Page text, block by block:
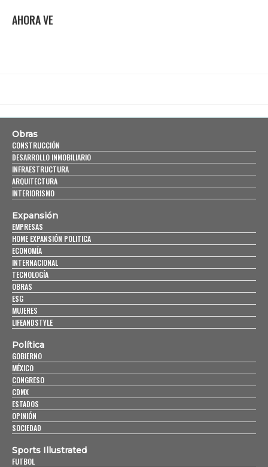
AHORA VE
Obras
CONSTRUCCIÓN
DESARROLLO INMOBILIARIO
INFRAESTRUCTURA
ARQUITECTURA
INTERIORISMO
Expansión
EMPRESAS
HOME EXPANSIÓN POLITICA
ECONOMÍA
INTERNACIONAL
TECNOLOGÍA
OBRAS
ESG
MUJERES
LIFEANDSTYLE
Política
GOBIERNO
MÉXICO
CONGRESO
CDMX
ESTADOS
OPINIÓN
SOCIEDAD
Sports Illustrated
FUTBOL